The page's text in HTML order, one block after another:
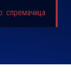
спремачица